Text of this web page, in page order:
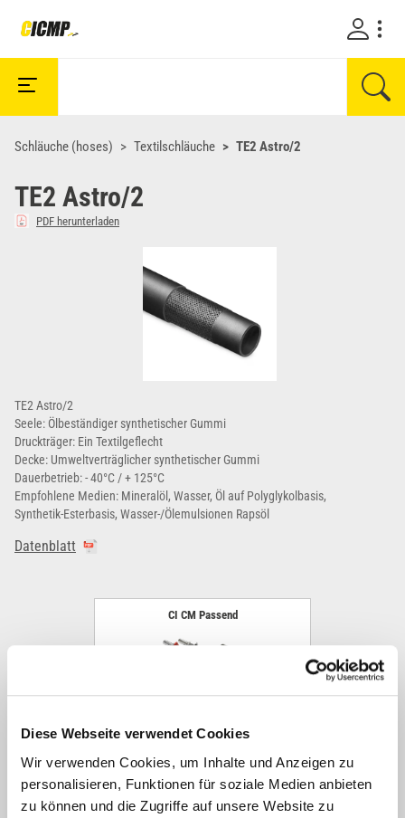
Diese Webseite verwendet Cookies
Wir verwenden Cookies, um Inhalte und Anzeigen zu
personalisieren, Funktionen für soziale Medien anbieten
zu können und die Zugriffe auf unsere Website zu
Schläuche (hoses) Textilschläuche TE2 Astro/2
TE2 Astro/2
PDF herunterladen
TE2 Astro/2
Seele: Ölbeständiger synthetischer Gummi
Druckträger: Ein Textilgeflecht
Decke: Umweltverträglicher synthetischer Gummi
Dauerbetrieb: - 40°C / + 125°C
Empfohlene Medien: Mineralöl, Wasser, Öl auf Polyglykolbasis,
Synthetik-Esterbasis, Wasser-/Ölemulsionen Rapsöl
Datenblatt
CI CM Passend